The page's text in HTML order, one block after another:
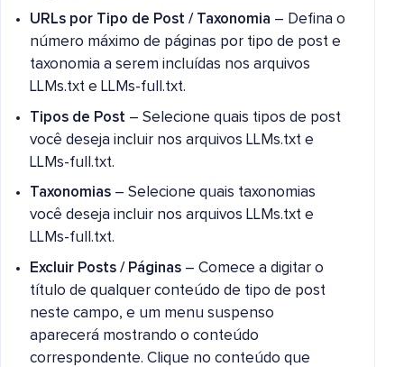
URLs por Tipo de Post / Taxonomia – Defina o
número máximo de páginas por tipo de post e
taxonomia a serem incluídas nos arquivos
LLMs.txt e LLMs-full.txt.
Tipos de Post – Selecione quais tipos de post
você deseja incluir nos arquivos LLMs.txt e
LLMs-full.txt.
Taxonomias – Selecione quais taxonomias
você deseja incluir nos arquivos LLMs.txt e
LLMs-full.txt.
Excluir Posts / Páginas – Comece a digitar o
título de qualquer conteúdo de tipo de post
neste campo, e um menu suspenso
aparecerá mostrando o conteúdo
correspondente. Clique no conteúdo que